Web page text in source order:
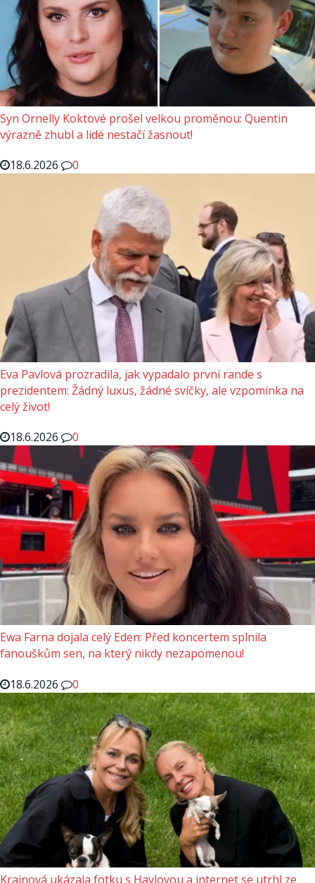
Syn Ornelly Koktové prošel velkou proměnou: Quentin
výrazně zhubl a lidé nestačí žasnout!
18.6.2026
0
Eva Pavlová prozradila, jak vypadalo první rande s
prezidentem: Žádný luxus, žádné svíčky, ale vzpomínka na
celý život!
18.6.2026
0
Ewa Farna dojala celý Eden: Před koncertem splnila
fanouškům sen, na který nikdy nezapomenou!
18.6.2026
0
Krainová ukázala fotku s Havlovou a internet se utrhl ze